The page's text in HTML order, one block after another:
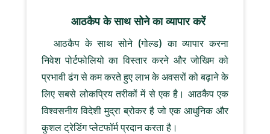
आठकैप के साथ सोने का व्यापार करें
आठकैप के साथ सोने (गोल्ड) का व्यापार करना
निवेश पोर्टफोलियो का विस्तार करने और जोखिम को
प्रभावी ढंग से कम करते हुए लाभ के अवसरों को बढ़ाने के
लिए सबसे लोकप्रिय तरीकों में से एक है। आठकैप एक
विश्वसनीय विदेशी मुद्रा ब्रोकर है जो एक आधुनिक और
कुशल ट्रेडिंग प्लेटफॉर्म प्रदान करता है।